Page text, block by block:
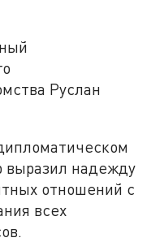
Руслан
выразил надежду
отношений с
всех